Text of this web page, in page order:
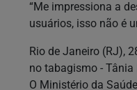
“Me impressiona a
usuários, isso não é
Rio de Janeiro (RJ),
no tabagismo -
O Ministério da